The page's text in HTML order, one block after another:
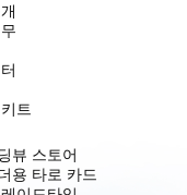
트
뷰 스토어
용 타로 카드